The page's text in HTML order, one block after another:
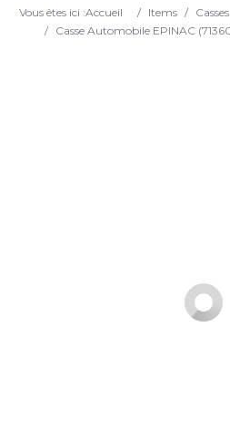
Search
Vous êtes ici :Accueil / Items /
/
Casse Automobile EPINAC